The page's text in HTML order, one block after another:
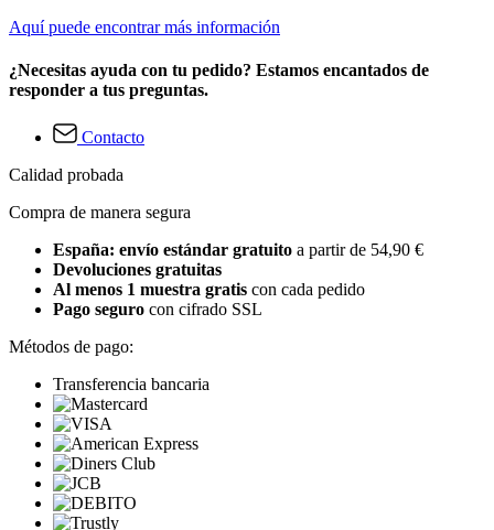
Aquí puede encontrar más información
¿Necesitas ayuda con tu pedido? Estamos encantados de
responder a tus preguntas.
Contacto
Calidad probada
Compra de manera segura
España: envío estándar gratuito a partir de 54,90 €
Devoluciones gratuitas
Al menos 1 muestra gratis con cada pedido
Pago seguro con cifrado SSL
Métodos de pago:
Transferencia bancaria